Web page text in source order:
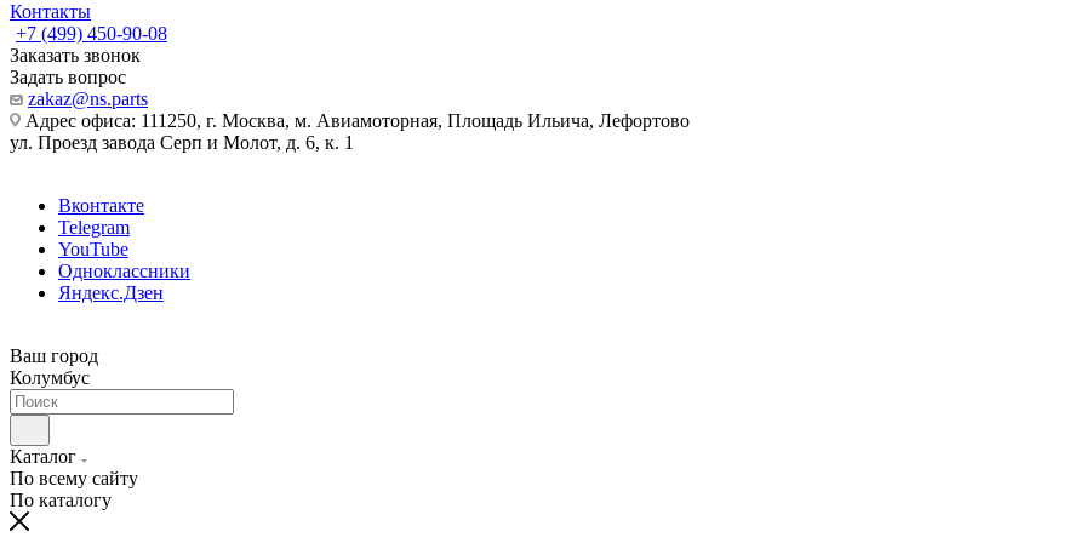
Контакты
+7 (499) 450-90-08
Заказать звонок
Задать вопрос
zakaz@ns.parts
Адрес офиса: 111250, г. Москва, м. Авиамоторная, Площадь Ильича, Лефортово
ул. Проезд завода Серп и Молот, д. 6, к. 1
Вконтакте
Telegram
YouTube
Одноклассники
Яндекс.Дзен
Ваш город
Колумбус
Каталог
По всему сайту
По каталогу